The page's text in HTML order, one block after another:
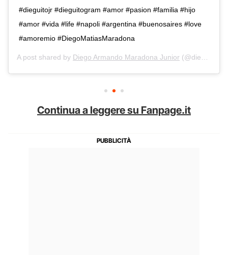
#dieguitojr #dieguitogram #amor #pasion #familia #hijo
#amor #vida #life #napoli #argentina #buenosaires #love
#amoremio #DiegoMatiasMaradona
A post shared by Diego Armando Maradona Junior (@diegomaradonajunior) on
Continua a leggere su Fanpage.it